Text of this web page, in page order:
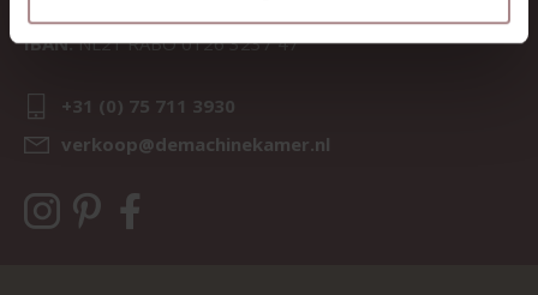
BTW:NL857714545B01
IBAN:NL21 RABO 0126 3237 47
+31 (0) 75 711 3930
verkoop@demachinekamer.nl